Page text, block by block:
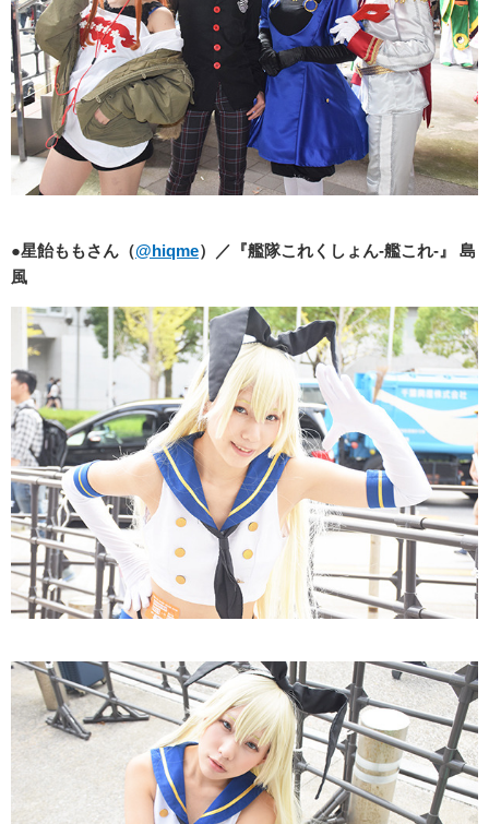
●星飴ももさん（@hiqme）／『艦隊これくしょん-艦これ-』 島
風